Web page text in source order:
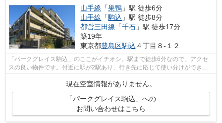
山手線 「巣鴨 」駅 徒歩6分
山手線 「駒込 」駅 徒歩8分
都営三田線 「千石 」駅 徒歩17分
築19年
東京都豊島区駒込 ４丁目８-１２
「パークグレイス駒込」のここがイチオシ。駅まで徒歩6分なので、アクセ
スの良い物件です。付近に駅が2駅あり、行き先に応じて使い分けができま
現在空室情報がありません。
「パークグレイス駒込」への
お問い合わせはこちら